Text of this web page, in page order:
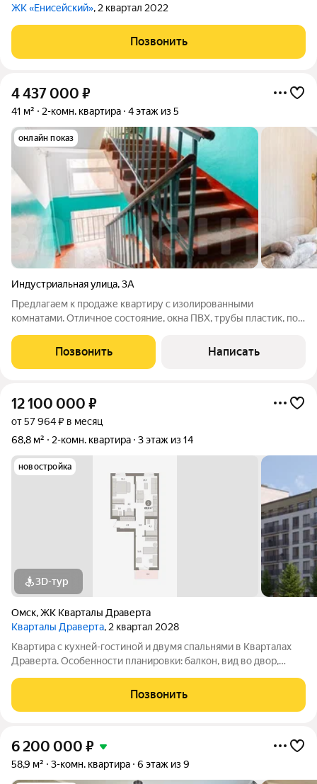
ЖК «Енисейский», 2 квартал 2022
Позвонить
4 437 000 ₽
41 м² 2-комн. квартира 4 этаж из 5
онлайн показ
Индустриальная улица,3А
Предлагаем к продаже квартиру с изолированными
комнатами. Отличное состояние, окна ПВХ, трубы пластик, пол
готова к проживанию. Дом находится на второй линии, без
активного автодвижения. В
Позвонить Написать
12 100 000 ₽
от 57 964 ₽ в месяц
68,8 м²
2-комн. квартира 3 этаж из 14
новостройка
3D-тур
Омск,ЖК Кварталы Драверта
Кварталы Драверта, 2 квартал 2028
Квартира с кухней-гостиной и двумя спальнями в Кварталах
Драверта. Особенности планировки: балкон, вид во двор,
отделка, разнесённые спальни. № квартиры в нашей базе:
ДВТ04-Ж2.3.6.
Позвонить
6 200 000 ₽
58,9 м² 3-комн. квартира 6 этаж из 9